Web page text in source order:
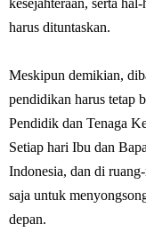
kesejahteraan, serta
harus dituntaskan.
Meskipun demikian,
pendidikan harus tetap
Pendidik dan Tenaga
Setiap hari Ibu dan
Indonesia, dan di
saja untuk
depan.